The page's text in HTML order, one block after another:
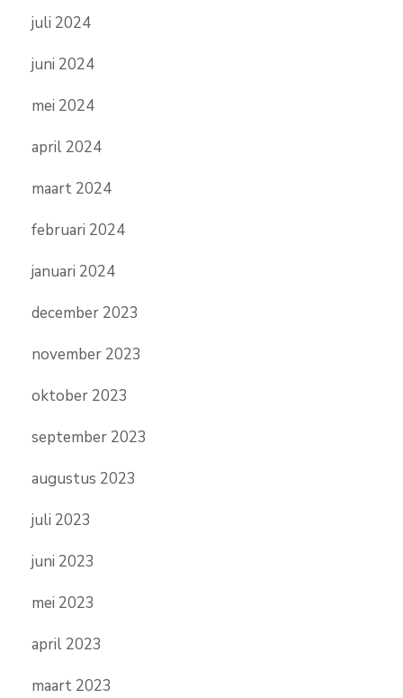
juli 2024
juni 2024
mei 2024
april 2024
maart 2024
februari 2024
januari 2024
december 2023
november 2023
oktober 2023
september 2023
augustus 2023
juli 2023
juni 2023
mei 2023
april 2023
maart 2023